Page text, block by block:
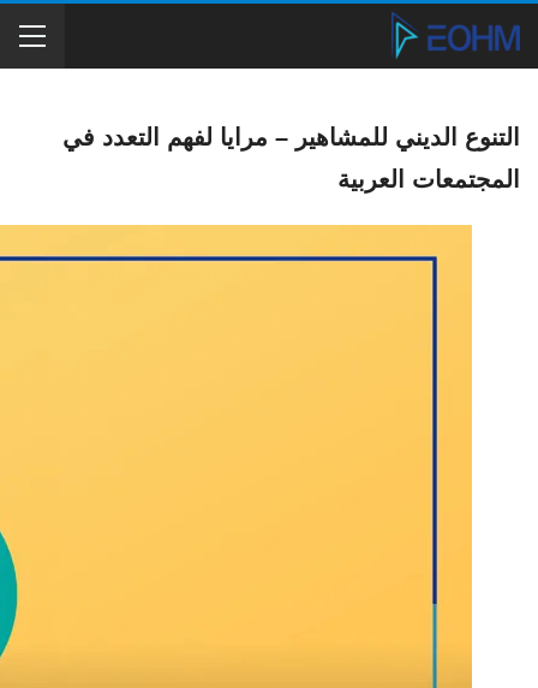
التنوع الديني للمشاهير – مرايا لفهم التعدد في
المجتمعات العربية